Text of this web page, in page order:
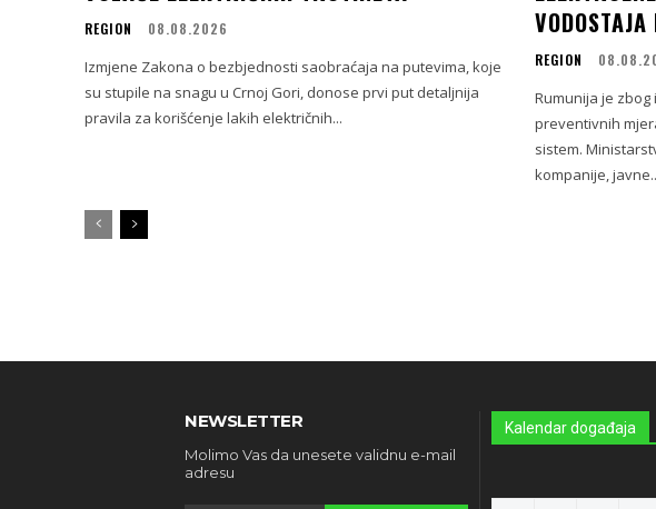
REGION 08.08.2026
Izmjene Zakona o bezbjednosti saobraćaja na putevima, koje
su stupile na snagu u Crnoj Gori, donose prvi put detaljnija
pravila za korišćenje lakih električnih...
VODOSTAJA
REGION
Rumunija je
preventivnih
sistem.
kompanije,
NEWSLETTER
Molimo Vas da unesete validnu e-mail
adresu
Kalendar događaja